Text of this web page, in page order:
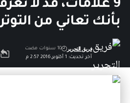
9 علامات، قد لا
بأنك تعاني من
آخر تحديث: 1 أكتوبر,2016 2:57 م
فريق التحرير 10 سنوات مضت